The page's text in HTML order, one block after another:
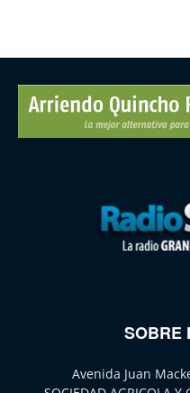
SOBRE
Avenida Juan